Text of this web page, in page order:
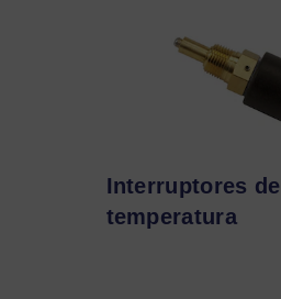
Interruptores de
temperatura